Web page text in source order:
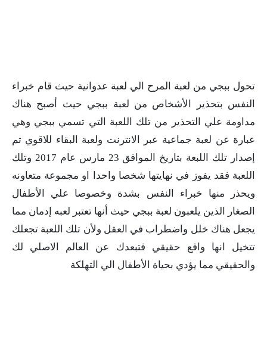
تحول ببجي من لعبة المرح الي لعبة عدوانية حيث قام خبراء
النفس بتحذير الأشخاص من لعبة ببجي حيث أصبح هناك
مداومة علي التحذير من تلك اللعبة التي تسمي ببجي وهي
عبارة عن لعبة جماعية عبر الانترنت ولعبة البقاء للاقوي تم
إصدار تلك اللبعة بتاريخ الموافق 23 مارس عام 2017 وتلك
اللعبة فقد يفوز في نهايتها شخصا واحدا او مجموعة متعاونه
ويحذر منها خبراء النفس بشدة وخصوصا علي الأطفال
الصغار الذين يلعبون لعبة ببجي حيث أنها تعتبر لعبه إدمان مما
يجعل هناك خلل واضطراب في العقل ولأن تلك اللعبة تجعلك
تتخيل انها واقع حقيقي فتبعدك عن العالم الاصلي لك
والحقيقي مما يؤدي بحياة الأطفال الي التهلكة